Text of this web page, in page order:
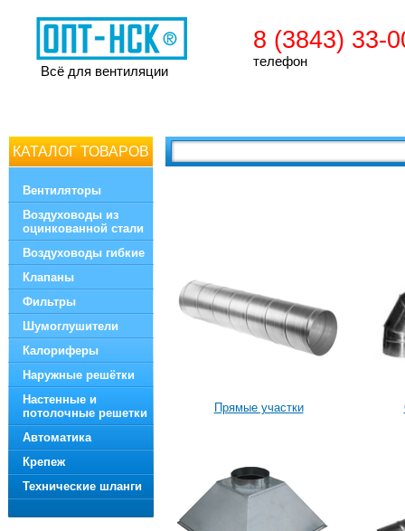
Всё для вентиляции
8 (3843) 33-
телефон
КАТАЛОГ ТОВАРОВ
Вентиляторы
Воздуховоды из
оцинкованной стали
Воздуховоды гибкие
Клапаны
Фильтры
Шумоглушители
Калориферы
Наружные решётки
Настенные и
потолочные решетки
Автоматика
Крепеж
Технические шланги
Прямые участки